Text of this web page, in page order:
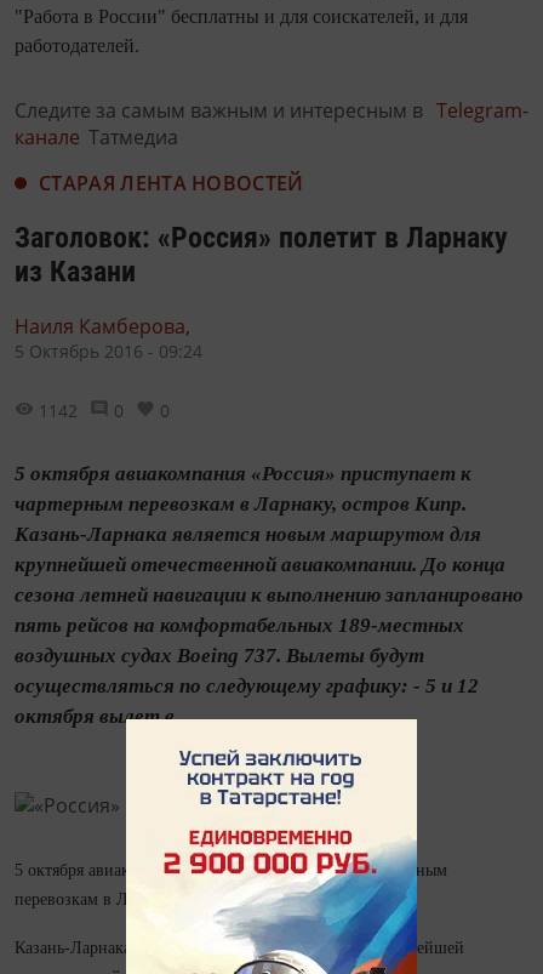
"Работа в России" бесплатны и для соискателей, и для
работодателей.
Следите за самым важным и интересным в Telegram-
канале Татмедиа
СТАРАЯ ЛЕНТА НОВОСТЕЙ
Заголовок: «Россия» полетит в Ларнаку
из Казани
Наиля Камберова,
5 Октябрь 2016 - 09:24
1142 0 0
5 октября авиакомпания «Россия» приступает к
чартерным перевозкам в Ларнаку, остров Кипр.
Казань-Ларнака является новым маршрутом для
крупнейшей отечественной авиакомпании. До конца
сезона летней навигации к выполнению запланировано
пять рейсов на комфортабельных 189-местных
воздушных судах Boeing 737. Вылеты будут
осуществляться по следующему графику: - 5 и 12
октября вылет в...
5 октября авиакомпания «Россия» приступает к чартерным
перевозкам в Ларнаку, остров Кипр.
Казань-Ларнака является новым маршрутом для крупнейшей